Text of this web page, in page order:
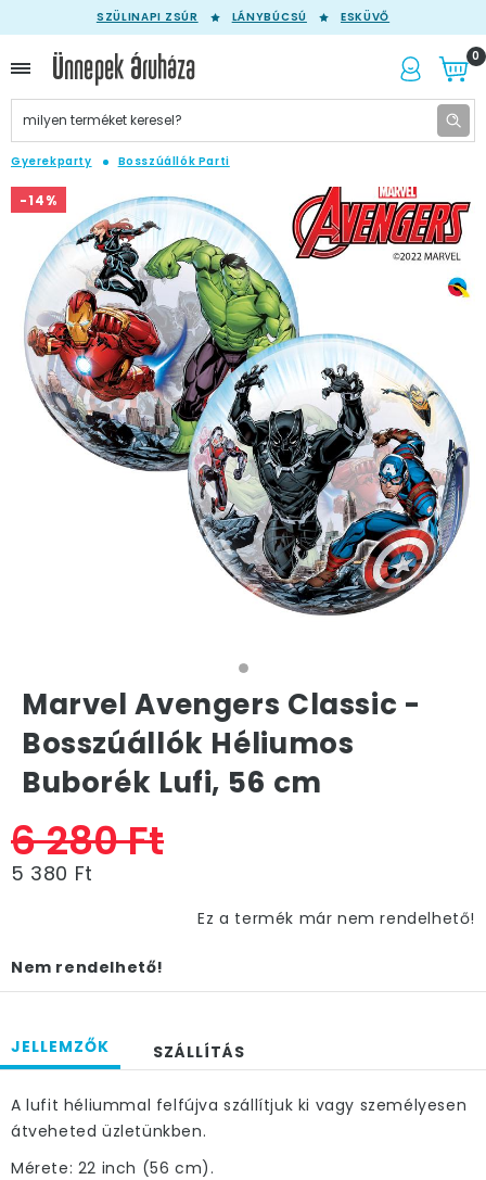
SZÜLINAPI ZSÚR LÁNYBÚCSÚ ESKÜVŐ
0
Gyerekparty Bosszúállók Parti
-14%
Marvel Avengers Classic -
Bosszúállók Héliumos
Buborék Lufi, 56 cm
6 280 Ft
5 380 Ft
Ez a termék már nem rendelhető!
Nem rendelhető!
JELLEMZŐK SZÁLLÍTÁS
A lufit héliummal felfújva szállítjuk ki vagy személyesen
átveheted üzletünkben.
Mérete: 22 inch (56 cm).